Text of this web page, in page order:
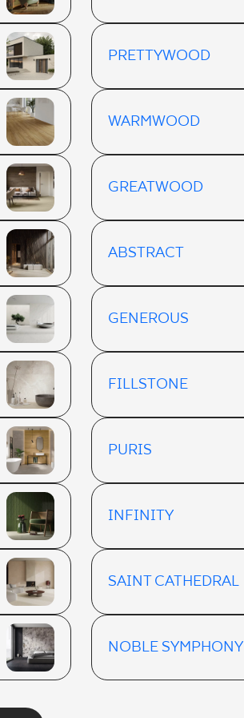
PRETTYWOOD
WARMWOOD
GREATWOOD
ABSTRACT
GENEROUS
FILLSTONE
PURIS
INFINITY
SAINT CATHEDRAL
NOBLE SYMPHONY